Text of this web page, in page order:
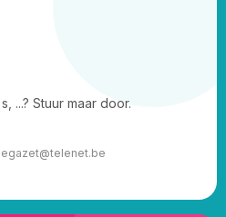
...? Stuur maar door.